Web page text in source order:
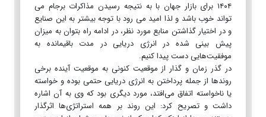
۱۴۰۴ برای بازار جهان با به نتیجه رسیدن مذاکرات برجام می
تواند خوب باشد و لذا امید می رود با توجه بیشتر به این صنایع
و در اختیار گذاشتن منابع مورد نظر، در ادامه راه بتوان به میزان
پیش بینی شده در انرژی دریایی در مدت باقیمانده به
موفقیت‌هایی دست پیدا کنیم.
در گذر زمان و گذار از موقعیت کنونی به موقعیت آینده برخی
روندها از جمله پرداختن به انرژی دریایی حتمی بوده و خواسته
یا ناخواسته اتفاق می‌افتد، مورد دیگری بود که وی به آن اشاره
داشت و تصریح کرد: این روند بر همه استراتژی‌ها اثرگذار